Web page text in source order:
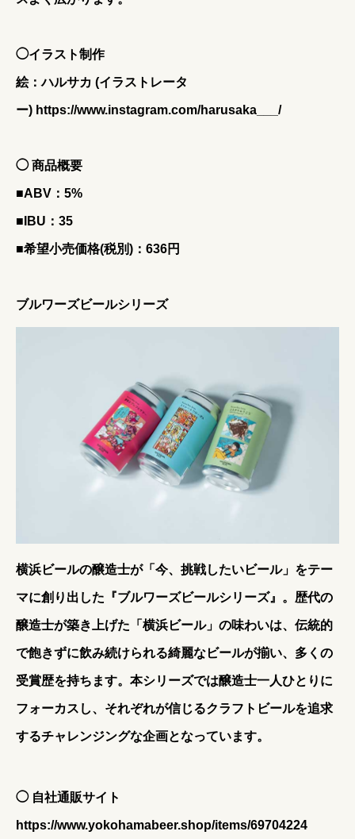
◯イラスト制作
絵：ハルサカ (イラストレータ
ー) https://www.instagram.com/harusaka___/
◯ 商品概要
■ABV：5%
■IBU：35
■希望小売価格(税別)：636円
ブルワーズビールシリーズ
横浜ビールの醸造士が「今、挑戦したいビール」をテー
マに創り出した『ブルワーズビールシリーズ』。歴代の
醸造士が築き上げた「横浜ビール」の味わいは、伝統的
で飽きずに飲み続けられる綺麗なビールが揃い、多くの
受賞歴を持ちます。本シリーズでは醸造士一人ひとりに
フォーカスし、それぞれが信じるクラフトビールを追求
するチャレンジングな企画となっています。
◯ 自社通販サイト
https://www.yokohamabeer.shop/items/69704224